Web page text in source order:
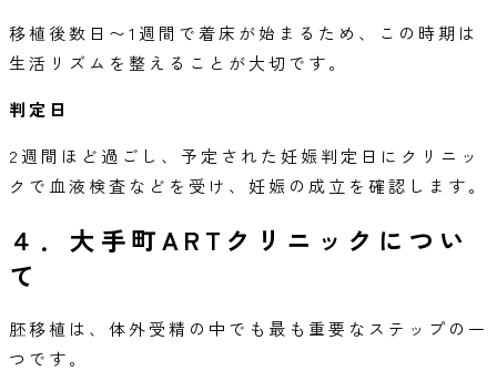
移植後数日〜1週間で着床が始まるため、この時期は
生活リズムを整えることが大切です。
判定日
2週間ほど過ごし、予定された妊娠判定日にクリニッ
クで血液検査などを受け、妊娠の成立を確認します。
４．大手町ARTクリニックについ
て
胚移植は、体外受精の中でも最も重要なステップの一
つです。